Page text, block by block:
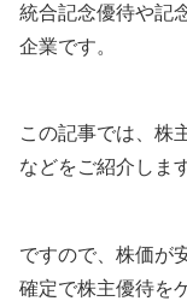
統合記念優待や記
企業です。
この記事では、株
などをご紹介しま
ですので、株価が
確定で株主優待を